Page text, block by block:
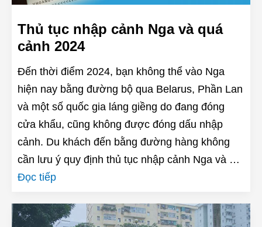
Thủ tục nhập cảnh Nga và quá
cảnh 2024
Đến thời điểm 2024, bạn không thể vào Nga
hiện nay bằng đường bộ qua Belarus, Phần Lan
và một số quốc gia láng giềng do đang đóng
cửa khẩu, cũng không được đóng dấu nhập
cảnh. Du khách đến bằng đường hàng không
cần lưu ý quy định thủ tục nhập cảnh Nga và …
Đọc tiếp